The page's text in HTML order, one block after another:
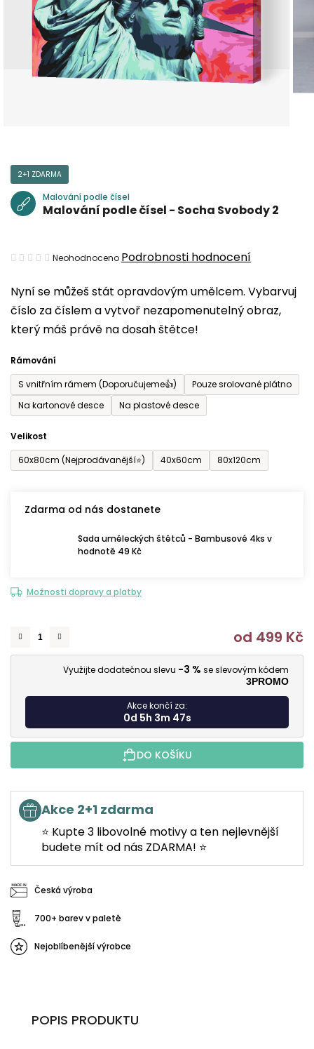
Nyní se můžeš stát opravdovým umělcem. Vybarvuj
číslo za číslem a vytvoř nezapomenutelný obraz,
který máš právě na dosah štětce!
Rámování
S vnitřním rámem (Doporučujeme👍)
Pouze srolované plátno
Na kartonové desce
Na plastové desce
Velikost
60x80cm (Nejprodávanější⭐)
40x60cm 80x120cm
Zdarma od nás dostanete
Sada uměleckých štětců - Bambusové 4ks v
hodnotě 49 Kč
Možnosti dopravy a platby
od 499 Kč
Využijte dodatečnou slevu -3 % se slevovým kódem
3PROMO
Akce končí za:
0d 5h 3m 46s
DO KOŠÍKU
Akce 2+1 zdarma
⭐ Kupte 3 libovolné motivy a ten nejlevnější
budete mít od nás ZDARMA! ⭐
Česká výroba
700+ barev v paletě
Nejoblíbenější výrobce
2+1 ZDARMA
Malování podle čísel
Malování podle čísel - Socha Svobody 2
Průměrné
produktu
je
0,0
5
hvězdiček.
Neohodnoceno Podrobnosti hodnocení
POPIS PRODUKTU